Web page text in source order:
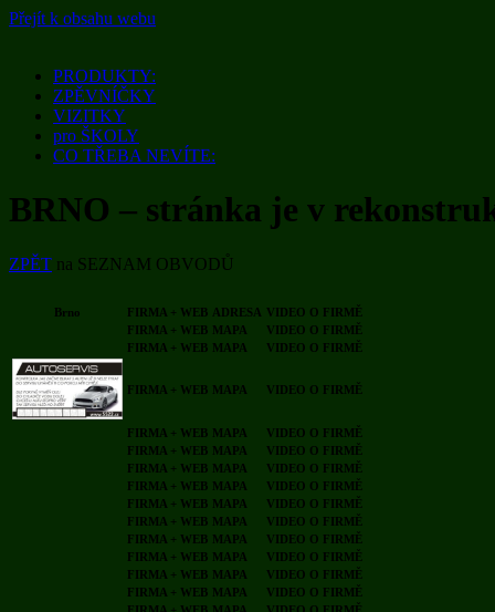
Přejít k obsahu webu
PRODUKTY:
ZPĚVNÍČKY
VIZITKY
pro ŠKOLY
CO TŘEBA NEVÍTE:
BRNO – stránka je v
ZPĚT na SEZNAM OBVODŮ
Brno FIRMA + WEB ADRESA VIDEO O FIRMĚ
FIRMA + WEB MAPA
VIDEO O FIRMĚ
FIRMA + WEB MAPA VIDEO O FIRMĚ
FIRMA + WEB MAPA VIDEO O FIRMĚ
FIRMA + WEB MAPA
VIDEO O FIRMĚ
FIRMA + WEB MAPA
VIDEO O FIRMĚ
FIRMA + WEB MAPA
VIDEO O FIRMĚ
FIRMA + WEB MAPA
VIDEO O FIRMĚ
FIRMA + WEB MAPA
VIDEO O FIRMĚ
FIRMA + WEB MAPA
VIDEO O FIRMĚ
FIRMA + WEB MAPA
VIDEO O FIRMĚ
FIRMA + WEB MAPA
VIDEO O FIRMĚ
FIRMA + WEB MAPA
VIDEO O FIRMĚ
FIRMA + WEB MAPA
VIDEO O FIRMĚ